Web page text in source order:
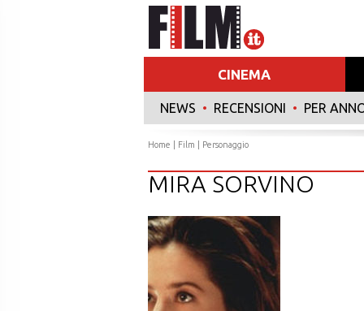
CINEMA
NEWS • RECENSIONI • PER
Home Film | Personaggio
MIRA SORVINO